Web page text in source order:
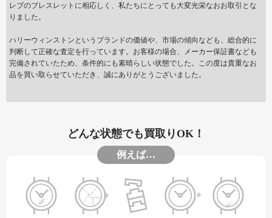
レブのブレスレットに相応しく、私たちにとっても大変光栄なおお取引とな
りました。
ハリーウィンストンというブランドの価値や、市場の傾向なども、総合的に
判断して正確な査定を行っています。お客様の場合、メーカー保証書なども
完備されていたため、条件的にも素晴らしい状態でした。この度は貴重なお
品を買い取らせていただき、誠にありがとうございました。
どんな状態でも買取りOK！
例えば…